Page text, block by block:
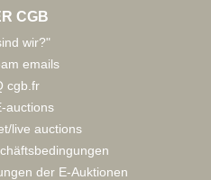
CGB
wir?"
emails
cgb.fr
auctions
live auctions
der E-Auktionen